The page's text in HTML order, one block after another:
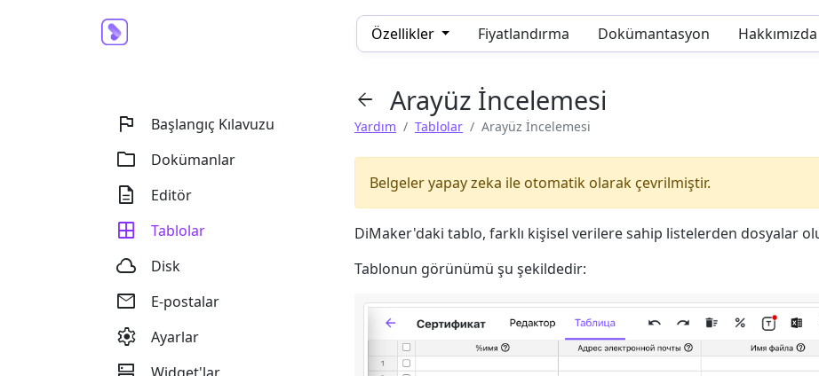
Özellikler Fiyatlandırma Dokümantasyon Hakkımızda
 Başlangıç Kılavuzu
 Dokümanlar
 Editör
 Tablolar
 Disk
 E-postalar
 Ayarlar
 Arayüz İncelemesi
Yardım Tablolar Arayüz İncelemesi
Belgeler yapay zeka ile otomatik olarak çevrilmiştir.
DiMaker'daki tablo, farklı kişisel verilere sahip listelerden dosyalar
Tablonun görünümü şu şekildedir: